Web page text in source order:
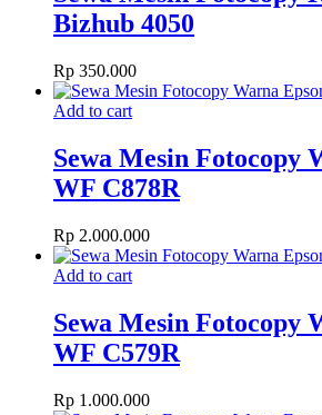
Bizhub 4050
Rp 350.000
Add to cart
Sewa Mesin Fotocopy
WF C878R
Rp 2.000.000
Add to cart
Sewa Mesin Fotocopy
WF C579R
Rp 1.000.000